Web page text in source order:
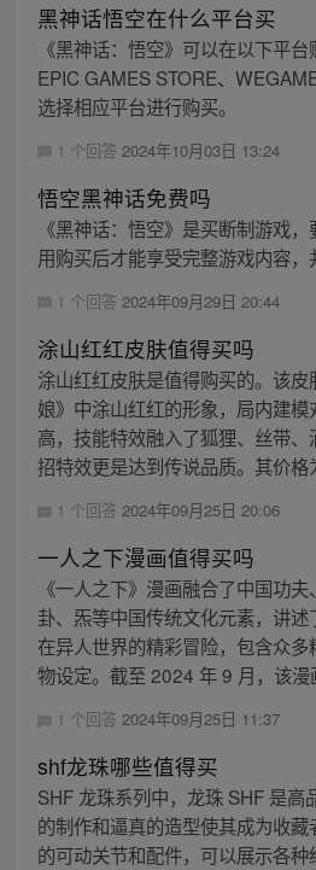
黑神话悟空在什么平台买
《黑神话：悟空》可以在以下平台
EPIC GAMES STORE、
选择相应平台进行购买。
1 个回答 2024年10月03日 13:24
悟空黑神话免费吗
《黑神话：悟空》是买断制游戏
用购买后才能享受完整游戏内容，
1 个回答 2024年09月29日 20:44
涂山红红皮肤值得买吗
涂山红红皮肤是值得购买的。该
娘》中涂山红红的形象，局内建
高，技能特效融入了狐狸、丝带
招特效更是达到传说品质。其价
1 个回答 2024年09月25日 20:06
一人之下漫画值得买吗
《一人之下》漫画融合了中国功
卦、炁等中国传统文化元素，讲
在异人世界的精彩冒险，包含众
物设定。截至 2024 年 9 月，该漫
1 个回答 2024年09月25日 11:37
shf龙珠哪些值得买
SHF 龙珠系列中，龙珠 SHF 是高
的制作和逼真的造型使其成为收
的可动关节和配件，可以展示各种